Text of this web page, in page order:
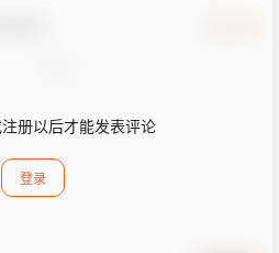
册以后才能发表评论
登录